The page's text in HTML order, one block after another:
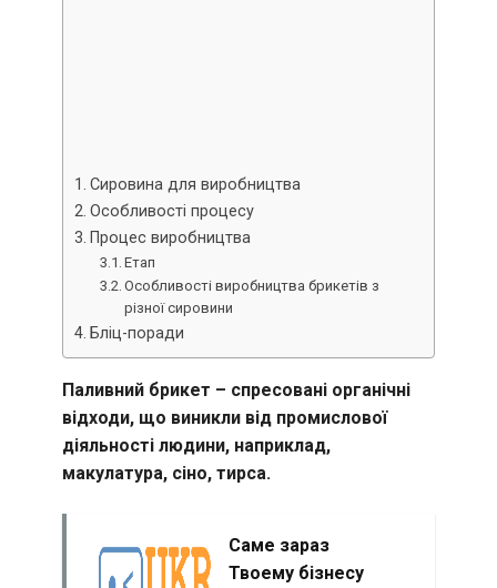
Сировина для виробництва
Особливості процесу
Процес виробництва
Етап
Особливості виробництва брикетів з
різної сировини
Бліц-поради
Паливний брикет – спресовані органічні
відходи, що виникли від промислової
діяльності людини, наприклад,
макулатура, сіно, тирса.
Саме зараз
Твоему бізнесу